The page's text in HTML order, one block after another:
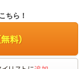
ちら！